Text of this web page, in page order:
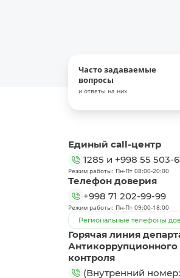
Часто задаваемые
вопросы
и ответы на них
Единый call-центр
1285 и +998 55 503-
Режим работы: Пн-Пт 08:00-20:00
Телефон доверия
+998 71 202-99-99
Режим работы: Пн-Пт 09:00-18:00
Региональные телефоны
Горячая линия
Антикоррупционного
контроля
(Внутренний номер: